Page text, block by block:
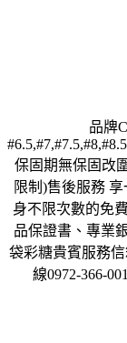
品牌
保固期無保固改
限制)售後服務
身不限次數的免
品保證書、專業
袋彩糖貴賓服務信
線0972-366-